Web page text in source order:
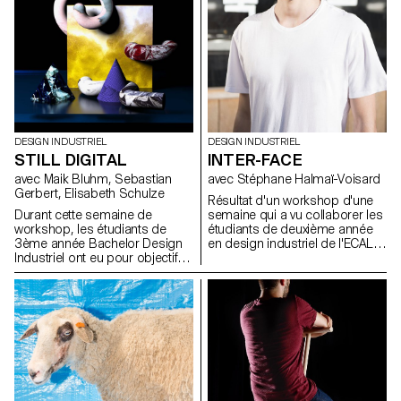
Poupon (BA Photographie)
DESIGN INDUSTRIEL
STILL DIGITAL
avec Maik Bluhm, Sebastian
Gerbert, Elisabeth Schulze
Durant cette semaine de
workshop, les étudiants de
3ème année Bachelor Design
Industriel ont eu pour objectif
de créer des natures mortes
par le biais de logiciel de
modélisation 3D et de rendu
photo-réaliste. Chaque nature
morte comporte au moins une
fleur et un vase. Les étudiants
ont réinterprétés cette
contrainte, tout en étant libre
d’explorer les possibilités de
DESIGN INDUSTRIEL
INTER-FACE
avec Stéphane Halmaï-Voisard
Résultat d'un workshop d'une
semaine qui a vu collaborer les
étudiants de deuxième année
en design industriel de l'ECAL et
d'espace et de produit de la
Hongik University qui, en
équipes mixtes, ont travaillé sur
une série de masques pour se
couvrir, se déguiser, s'embellir,
se protéger, se décorer. A
travers ce projet, ils ont partagé
et découvert leurs cultures et
usages respectifs. Le résultat